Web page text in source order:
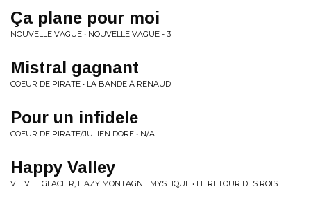
Ça plane pour moi
NOUVELLE VAGUE • NOUVELLE VAGUE - 3
Mistral gagnant
COEUR DE PIRATE • LA BANDE À RENAUD
Pour un infidele
COEUR DE PIRATE/JULIEN DORE • N/A
Happy Valley
VELVET GLACIER, HAZY MONTAGNE MYSTIQUE • LE RETOUR DES ROIS